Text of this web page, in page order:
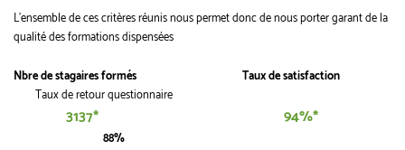
L'ensemble de ces critères réunis nous permet donc de nous porter garant de la
qualité des formations dispensées
Nbre de stagaires formés
Taux de satisfaction
Taux de retour questionnaire
3137* 94%*
88%